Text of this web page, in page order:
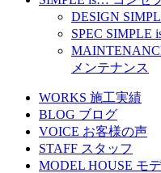
DESIGN
SPEC SIMPLE
メンテナンス
WORKS 施工実績
BLOG ブログ
VOICE お客様の声
STAFF スタッフ
MODEL HOUSE モ